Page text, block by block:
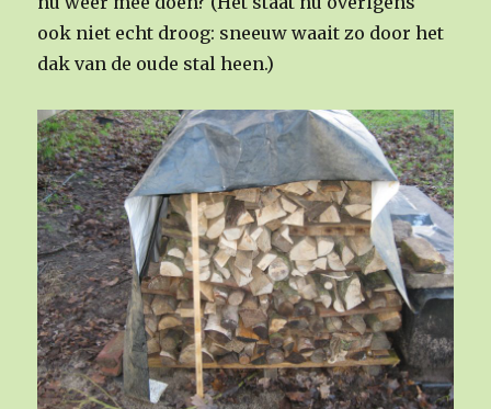
ook niet echt droog: sneeuw waait zo door het
dak van de oude stal heen.)